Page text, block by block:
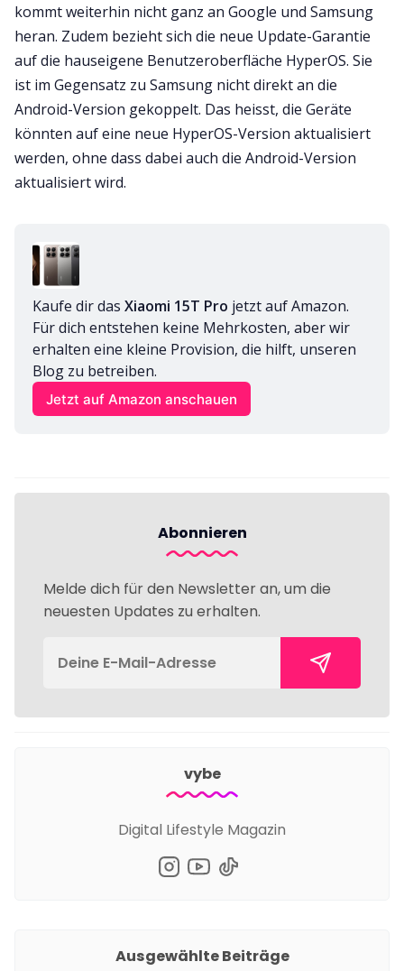
kommt weiterhin nicht ganz an Google und Samsung
heran. Zudem bezieht sich die neue Update-Garantie
auf die hauseigene Benutzeroberfläche HyperOS. Sie
ist im Gegensatz zu Samsung nicht direkt an die
Android-Version gekoppelt. Das heisst, die Geräte
könnten auf eine neue HyperOS-Version aktualisiert
werden, ohne dass dabei auch die Android-Version
aktualisiert wird.
Kaufe dir das Xiaomi 15T Pro jetzt auf Amazon.
Für dich entstehen keine Mehrkosten, aber wir
erhalten eine kleine Provision, die hilft, unseren
Blog zu betreiben.
Jetzt auf Amazon anschauen
Abonnieren
Melde dich für den Newsletter an, um die
neuesten Updates zu erhalten.
vybe
Digital Lifestyle Magazin
Ausgewählte Beiträge